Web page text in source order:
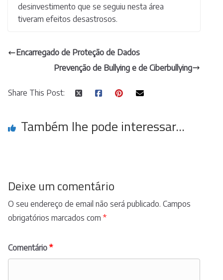
desinvestimento que se seguiu nesta área
tiveram efeitos desastrosos.
Encarregado de Proteção de Dados
Prevenção de Bullying e de Ciberbullying
Share This Post:
Também lhe pode interessar...
Deixe um comentário
O seu endereço de email não será publicado. Campos
obrigatórios marcados com *
Comentário*